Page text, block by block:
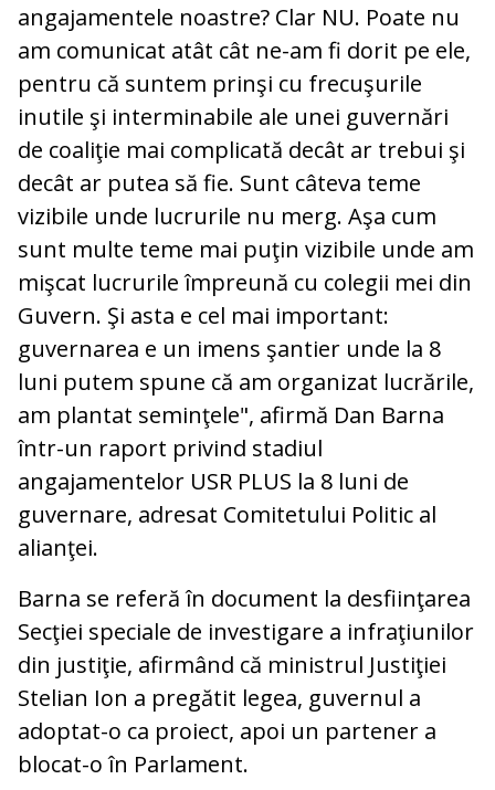
angajamentele noastre? Clar NU. Poate nu
am comunicat atât cât ne-am fi dorit pe ele,
pentru că suntem prinşi cu frecuşurile
inutile şi interminabile ale unei guvernări
de coaliţie mai complicată decât ar trebui şi
decât ar putea să fie. Sunt câteva teme
vizibile unde lucrurile nu merg. Aşa cum
sunt multe teme mai puţin vizibile unde am
mişcat lucrurile împreună cu colegii mei din
Guvern. Şi asta e cel mai important:
guvernarea e un imens şantier unde la 8
luni putem spune că am organizat lucrările,
am plantat seminţele", afirmă Dan Barna
într-un raport privind stadiul
angajamentelor USR PLUS la 8 luni de
guvernare, adresat Comitetului Politic al
alianţei.
Barna se referă în document la desfiinţarea
Secţiei speciale de investigare a infraţiunilor
din justiţie, afirmând că ministrul Justiţiei
Stelian Ion a pregătit legea, guvernul a
adoptat-o ca proiect, apoi un partener a
blocat-o în Parlament.